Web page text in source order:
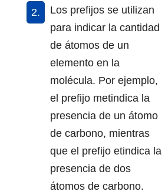
Los prefijos se utilizan
para indicar la cantidad
de átomos de un
elemento en la
molécula. Por ejemplo,
el prefijo metindica la
presencia de un átomo
de carbono, mientras
que el prefijo etindica la
presencia de dos
átomos de carbono.